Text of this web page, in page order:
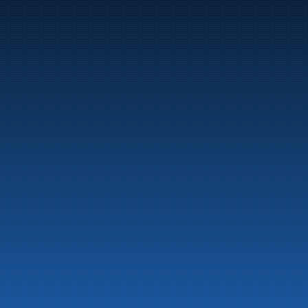
Marine
Auto & Industri
Bensinstasjoner
Tankingskort
Våre Produkter
Om selskapet
Aktuelt
Beredskapsinformasjon
Personvern
Kontakt oss